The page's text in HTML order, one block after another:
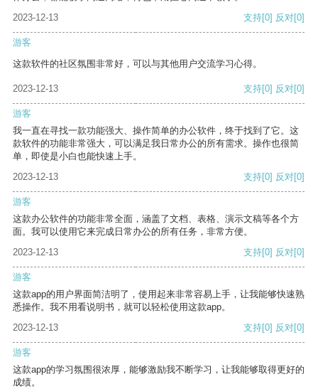
2023-12-13
支持[0] 反对[0]
游客
这款软件的社区氛围非常好，可以与其他用户交流学习心得。
2023-12-13 支持[0] 反对[0]
游客
我一直在寻找一款功能强大、操作简单的办公软件，终于找到了它。这
款软件的功能非常强大，可以满足我日常办公的所有需求。操作也很简
单，即使是小白也能快速上手。
2023-12-13
支持[0] 反对[0]
游客
这款办公软件的功能非常全面，涵盖了文档、表格、演示文稿等各个方
面。我可以使用它来完成日常办公的所有任务，非常方便。
2023-12-13
支持[0] 反对[0]
游客
这款app的用户界面简洁明了，使用起来非常容易上手，让我能够快速熟
悉操作。我不用看说明书，就可以轻松使用这款app。
2023-12-13
支持[0] 反对[0]
游客
这款app的学习氛围很浓厚，能够激励我不断学习，让我能够取得更好的
成绩。